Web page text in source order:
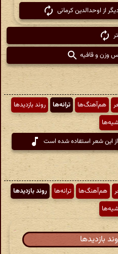
وزن و قافیه
هم‌آهنگ‌ها ترانه‌ها
روند بازدیدها
از این شعر استفاده شده است
هم‌آهنگ‌ها ترانه‌ها
روند بازدیدها
بازدیدها